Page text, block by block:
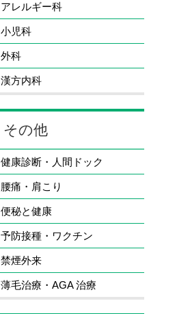
アレルギー科
小児科
外科
漢方内科
その他
健康診断・人間ドック
腰痛・肩こり
便秘と健康
予防接種・ワクチン
禁煙外来
薄毛治療・AGA 治療